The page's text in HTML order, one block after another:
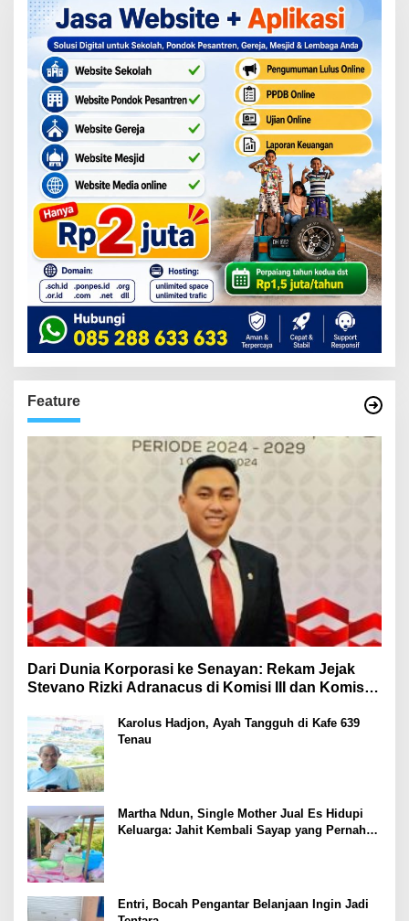
Feature
Dari Dunia Korporasi ke Senayan: Rekam Jejak
Stevano Rizki Adranacus di Komisi III dan Komisi X
Karolus Hadjon, Ayah Tangguh di Kafe 639
Tenau
Martha Ndun, Single Mother Jual Es Hidupi
Keluarga: Jahit Kembali Sayap yang Pernah
Entri, Bocah Pengantar Belanjaan Ingin Jadi